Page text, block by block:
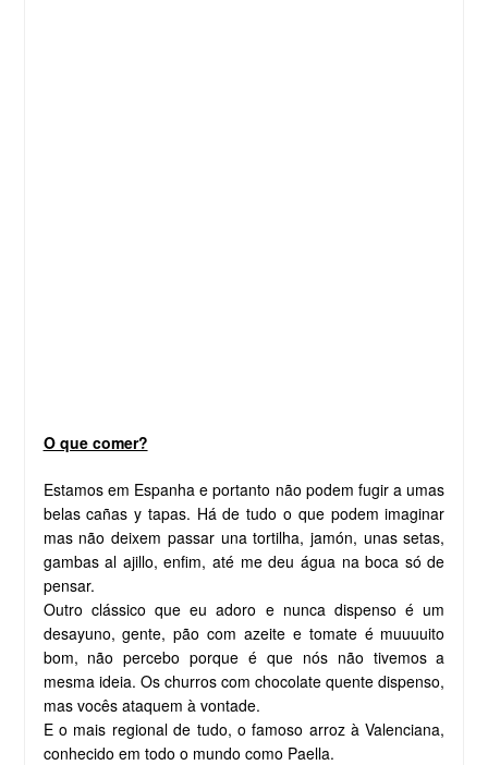
O que comer?
Estamos em Espanha e portanto não podem fugir a umas
belas cañas y tapas. Há de tudo o que podem imaginar
mas não deixem passar una tortilha, jamón, unas setas,
gambas al ajillo, enfim, até me deu água na boca só de
pensar.
Outro clássico que eu adoro e nunca dispenso é um
desayuno, gente, pão com azeite e tomate é muuuuito
bom, não percebo porque é que nós não tivemos a
mesma ideia. Os churros com chocolate quente dispenso,
mas vocês ataquem à vontade.
E o mais regional de tudo, o famoso arroz à Valenciana,
conhecido em todo o mundo como Paella.